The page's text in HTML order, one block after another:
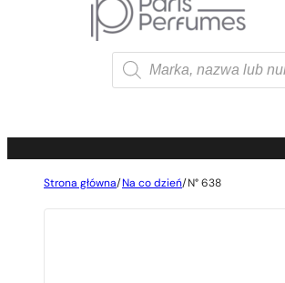
Wyszukiwarka
produktów
Strona główna/ Na co dzień/ N° 638